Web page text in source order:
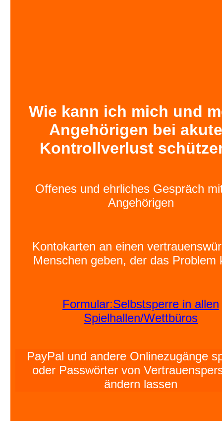
Wie kann ich mich und
Angehörigen bei
Kontrollverlust
Offenes und ehrliches Gespräch
Angehörigen
Kontokarten an einen
Menschen geben, der das Problem
Formular:Selbstsperre in allen
Spielhallen/Wettbüros
PayPal und andere Onlinezugänge
oder Passwörter von
ändern lassen